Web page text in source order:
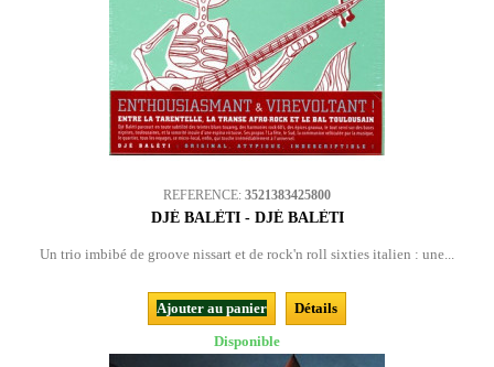
REFERENCE: 3521383425800
DJÉ BALÈTI - DJÉ BALÈTI
Un trio imbibé de groove nissart et de rock'n roll sixties italien : une...
Ajouter au panier
Détails
Disponible